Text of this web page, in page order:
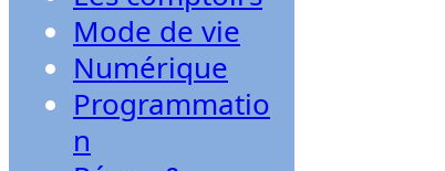
Mode de vie
Numérique
Programmatio
n